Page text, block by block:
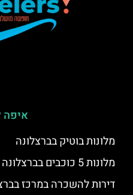
איפה
מלונות בוטיק בברצלונה
מלונות 5 כוכבים בברצלונה – בתי מלון יוקרתיים
דירות להשכרה במרכז